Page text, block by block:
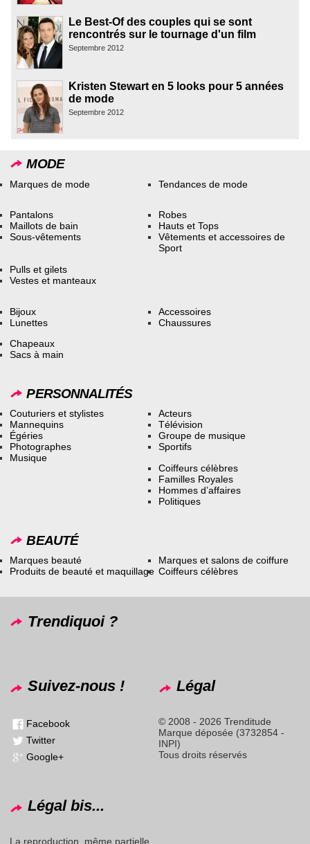
Le Best-Of des couples qui se sont
rencontrés sur le tournage d'un film
Septembre 2012
Kristen Stewart en 5 looks pour 5 années
de mode
Septembre 2012
MODE
Marques de mode Tendances de mode
Pantalons
Maillots de bain
Sous-vêtements
Robes
Hauts et Tops
Vêtements et accessoires de
Sport
Pulls et gilets
Vestes et manteaux
Bijoux
Lunettes
Accessoires
Chaussures
Chapeaux
Sacs à main
PERSONNALITÉS
Couturiers et stylistes
Mannequins
Égéries
Photographes
Musique
Acteurs
Télévision
Groupe de musique
Sportifs
Coiffeurs célèbres
Familles Royales
Hommes d’affaires
Politiques
BEAUTÉ
Marques beauté
Produits de beauté et maquillage
Marques et salons de coiffure
Coiffeurs célèbres
Trendiquoi ?
Suivez-nous !
Facebook
Twitter
Google+
Légal
© 2008 - 2026 Trenditude
Marque déposée (3732854 -
INPI)
Tous droits réservés
Légal bis...
La reproduction, même partielle,